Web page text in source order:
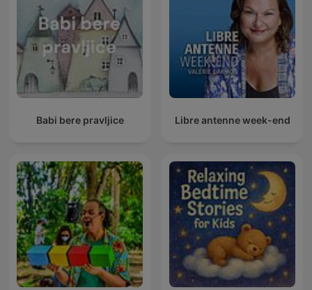
Babi bere pravljice Libre antenne week-end